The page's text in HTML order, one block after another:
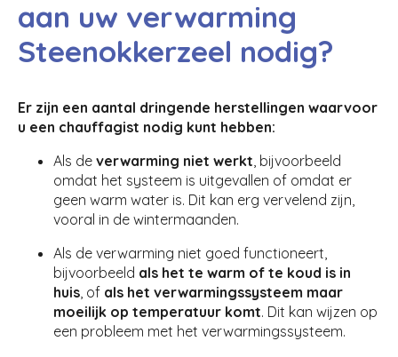
aan uw verwarming
Steenokkerzeel nodig?
Er zijn een aantal dringende herstellingen waarvoor
u een chauffagist nodig kunt hebben:
Als de verwarming niet werkt, bijvoorbeeld
omdat het systeem is uitgevallen of omdat er
geen warm water is. Dit kan erg vervelend zijn,
vooral in de wintermaanden.
Als de verwarming niet goed functioneert,
bijvoorbeeld als het te warm of te koud is in
huis, of als het verwarmingssysteem maar
moeilijk op temperatuur komt. Dit kan wijzen op
een probleem met het verwarmingssysteem.